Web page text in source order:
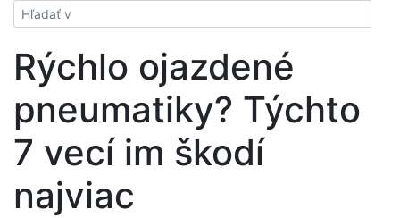
Hladať
Rýchlo ojazdené
pneumatiky? Týchto
7 vecí im škodí
najviac